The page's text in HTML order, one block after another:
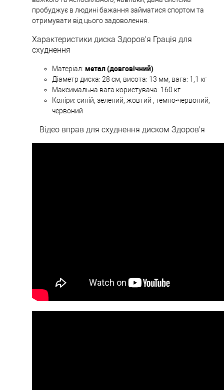
пробуджує в людині бажання займатися спортом та
отримувати від цього задоволення.
Характеристики диска Здоров'я Грація для
схуднення
Матеріал: метал (довговічний)
Діаметр диска: 28 см, висота: 13 мм, вага: 1,1 кг
Максимальна вага користувача: 160 кг
Коліри: синій, зелений, жовтий , темно-червоний,
червоний
Відео вправ для схуднення диском Здоров'я